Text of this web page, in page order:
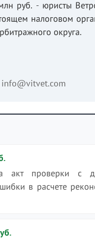
руб. - юристы
налоговом
округа.
info@vitvet.com
акт проверки с
в расчете